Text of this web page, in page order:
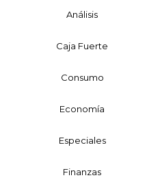
Análisis
Caja Fuerte
Consumo
Economía
Especiales
Finanzas